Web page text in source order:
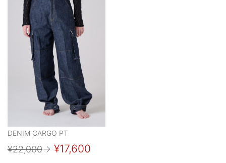
DENIM CARGO PT
¥22,000→ ¥17,600